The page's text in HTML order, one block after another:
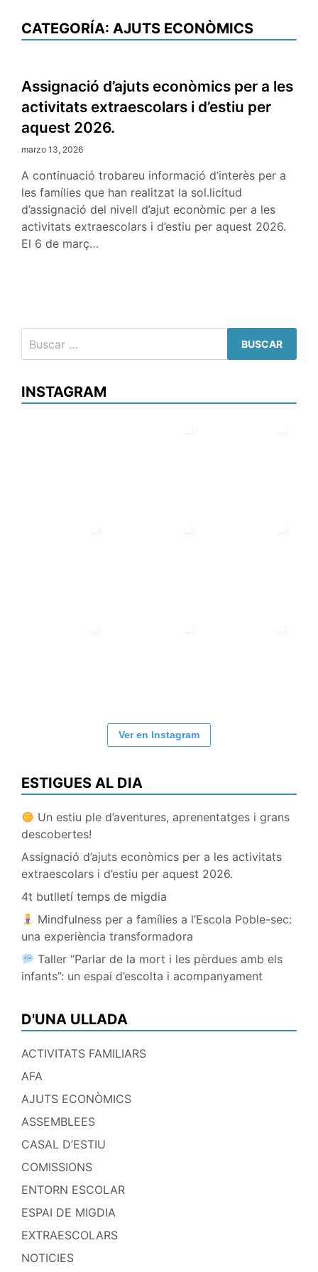
CATEGORÍA: AJUTS ECONÒMICS
Assignació d’ajuts econòmics per a les
activitats extraescolars i d’estiu per
aquest 2026.
marzo 13, 2026
A continuació trobareu informació d’interès per a
les famílies que han realitzat la sol.licitud
d’assignació del nivell d’ajut econòmic per a les
activitats extraescolars i d’estiu per aquest 2026.
El 6 de març…
INSTAGRAM
Ver en Instagram
ESTIGUES AL DIA
Un estiu ple d’aventures, aprenentatges i grans
descobertes!
Assignació d’ajuts econòmics per a les activitats
extraescolars i d’estiu per aquest 2026.
4t butlletí temps de migdia
Mindfulness per a famílies a l’Escola Poble-sec:
una experiència transformadora
Taller “Parlar de la mort i les pèrdues amb els
infants”: un espai d’escolta i acompanyament
D'UNA ULLADA
ACTIVITATS FAMILIARS
AFA
AJUTS ECONÒMICS
ASSEMBLEES
CASAL D’ESTIU
COMISSIONS
ENTORN ESCOLAR
ESPAI DE MIGDIA
EXTRAESCOLARS
NOTICIES